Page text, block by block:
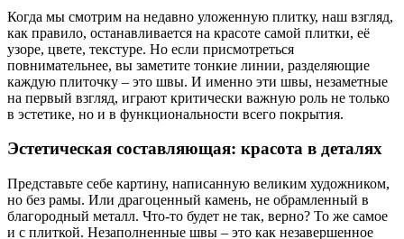
Когда мы смотрим на недавно уложенную плитку, наш взгляд,
как правило, останавливается на красоте самой плитки, её
узоре, цвете, текстуре. Но если присмотреться
повнимательнее, вы заметите тонкие линии, разделяющие
каждую плиточку – это швы. И именно эти швы, незаметные
на первый взгляд, играют критически важную роль не только
в эстетике, но и в функциональности всего покрытия.
Эстетическая составляющая: красота в деталях
Представьте себе картину, написанную великим художником,
но без рамы. Или драгоценный камень, не обрамленный в
благородный металл. Что-то будет не так, верно? То же самое
и с плиткой. Незаполненные швы – это как незавершенное